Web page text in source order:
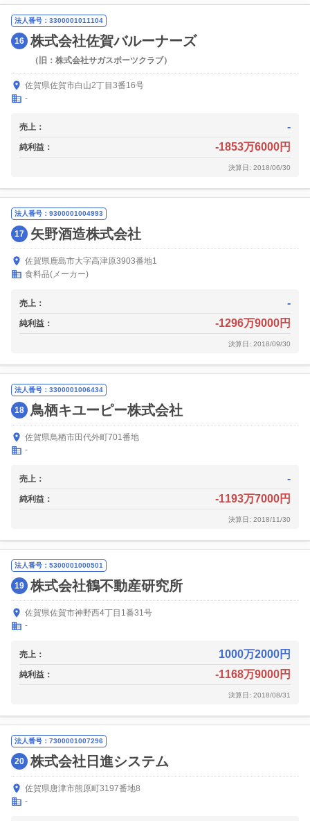
法人番号：3300001011104
16 株式会社佐賀バルーナーズ
（旧：株式会社サガスポーツクラブ）
佐賀県佐賀市白山2丁目3番16号
-
売上： -
純利益： -1853万6000円
決算日: 2018/06/30
法人番号：9300001004993
17 矢野酒造株式会社
佐賀県鹿島市大字高津原3903番地1
食料品(メーカー)
売上： -
純利益： -1296万9000円
決算日: 2018/09/30
法人番号：3300001006434
18 鳥栖キユーピー株式会社
佐賀県鳥栖市田代外町701番地
-
売上： -
純利益： -1193万7000円
決算日: 2018/11/30
法人番号：5300001000501
19 株式会社鶴不動産研究所
佐賀県佐賀市神野西4丁目1番31号
-
売上： 1000万2000円
純利益： -1168万9000円
決算日: 2018/08/31
法人番号：7300001007296
20 株式会社日進システム
佐賀県唐津市熊原町3197番地8
-